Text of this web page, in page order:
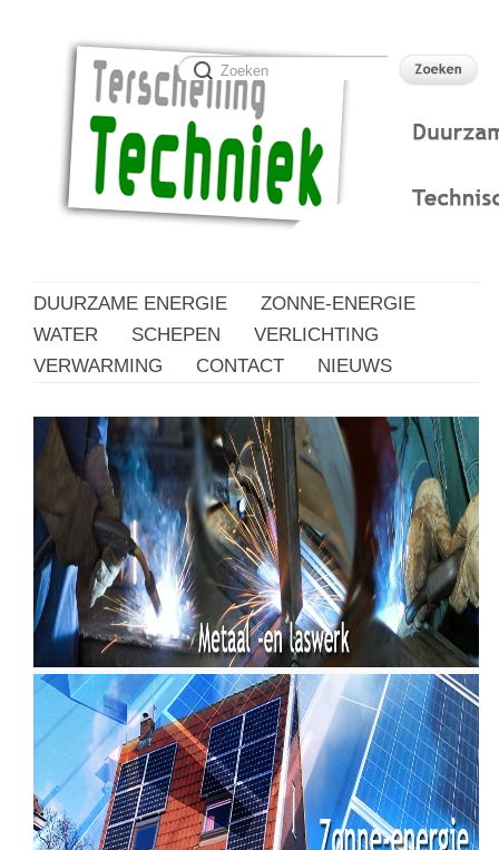
DUURZAME ENERGIE
ZONNE-ENERGIE
WATER
SCHEPEN
VERLICHTING
VERWARMING
CONTACT NIEUWS